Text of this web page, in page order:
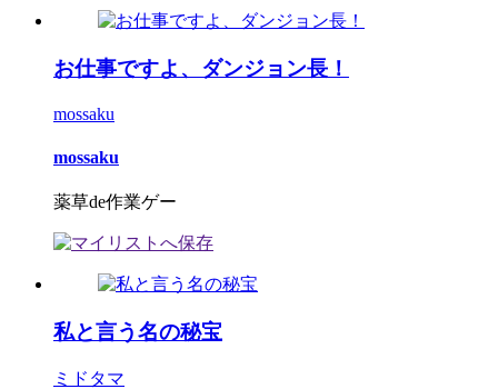
お仕事ですよ、ダンジョン長！
mossaku
mossaku
薬草de作業ゲー
私と言う名の秘宝
ミドタマ